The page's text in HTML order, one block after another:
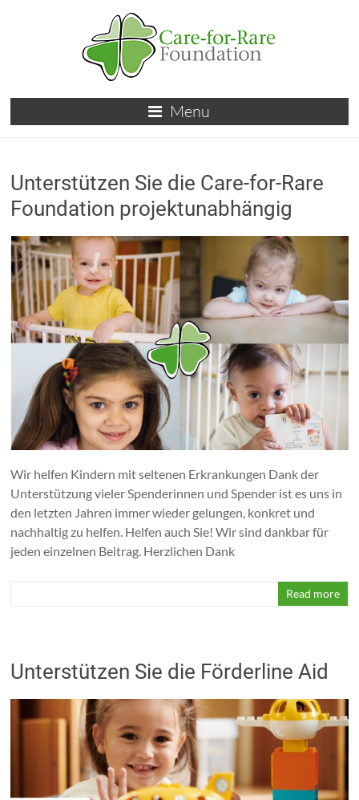
Care-
for-
Foundation
für
Kinder
mit
seltenen
Erkrankungen
Helfen
uns,
den
Waisen
der
Medizin
zu
helfen!
Menu
Unterstützen Sie die Care-for-Rare
Foundation projektunabhängig
Wir helfen Kindern mit seltenen Erkrankungen Dank der
Unterstützung vieler Spenderinnen und Spender ist es uns in
den letzten Jahren immer wieder gelungen, konkret und
nachhaltig zu helfen. Helfen auch Sie! Wir sind dankbar für
jeden einzelnen Beitrag. Herzlichen Dank
Read more
Unterstützen Sie die Förderline Aid